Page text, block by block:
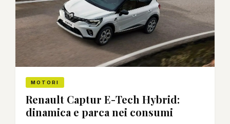
MOTORI
Renault Captur E-Tech Hybrid:
dinamica e parca nei consumi